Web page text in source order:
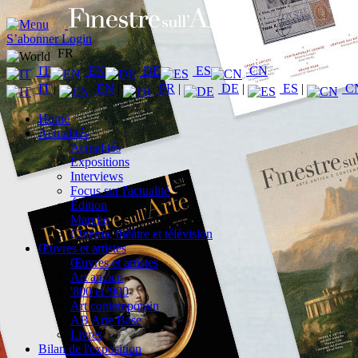
S’abonnerLogin
FR
IT
EN DE ES
CN
IT| EN | FR | DE | ES |
Home
Actualités
Actualités
Expositions
Interviews
Focus sur l'actualité
Édition
Marche
Cinéma, théâtre et télévision
Œuvres et artistes
Œuvres et artistes
Art ancien
'800 et '900
Art contemporain
AB Arte Base
Livres
Bilan de l'exposition